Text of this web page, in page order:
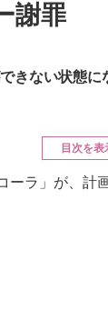
謝罪
きない状態に
目次を表
ーラ」が、計